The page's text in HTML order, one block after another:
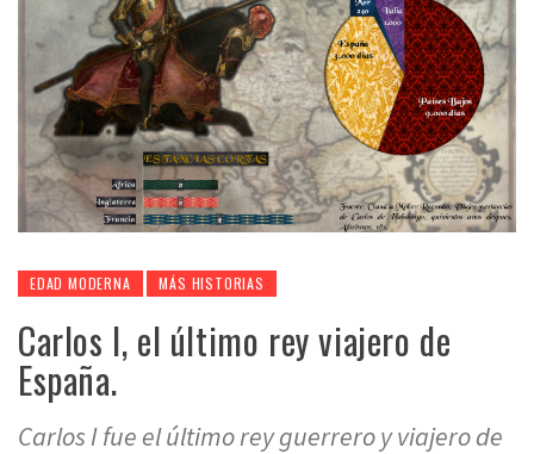
EDAD MODERNA MÁS HISTORIAS
Carlos I, el último rey viajero de
España.
Carlos I fue el último rey guerrero y viajero de